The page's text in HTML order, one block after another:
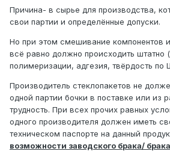
оборудование барахлит". Только
выявил подобный нюанс.
Причина- в сырье для производства,
свои партии и определённые допуски.
Но при этом смешивание компонентов
всё равно должно происходить штатно
полимеризации, адгезия, твёрдость по
Производитель стеклопакетов не
одной партии бочки в поставке или из
трудность. При всех прочих равных
одного производителя должен иметь
техническом паспорте на данный
возможности заводского брака/